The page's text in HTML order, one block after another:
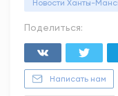
Новости Ханты-
Поделиться:
Написать нам